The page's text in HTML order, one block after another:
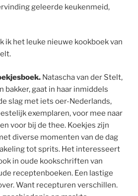
geleerde keukenmeid,
ik het leuke nieuwe kookboek van
Natascha van der Stelt,
bakker, gaat in haar inmiddels
slag met iets oer-Nederlands,
exemplaren, voor mee naar
voor bij de thee. Koekjes zijn
diverse momenten van de dag
tot sprits. Het interesseert
in oude kookschriften van
receptenboeken. Een lastige
Want recepturen verschillen.